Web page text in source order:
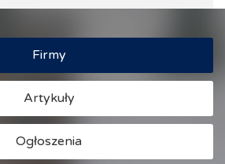
Firmy
Artykuły
Ogłoszenia